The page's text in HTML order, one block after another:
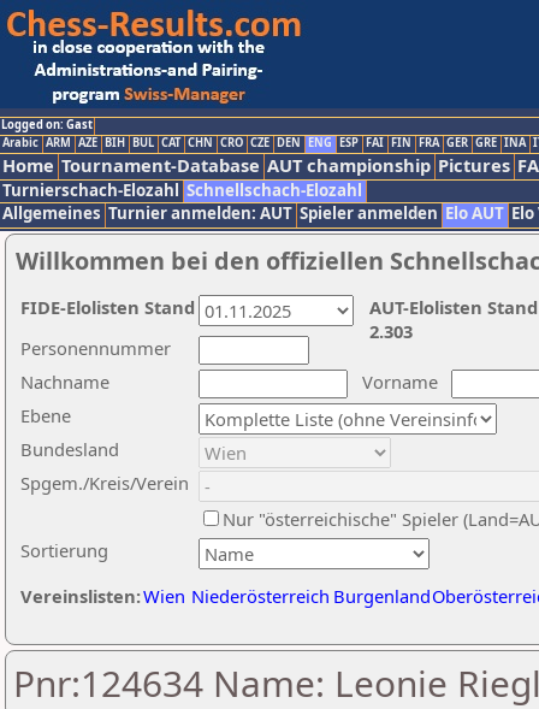
Logged on: Gast
Arabic ARM AZE BIH BUL CAT CHN CRO CZE DEN ENG ESP FAI FIN FRA GER GRE INA
Home Tournament-Database AUT championship Pictures
Turnierschach-Elozahl Schnellschach-Elozahl
Allgemeines Turnier anmelden: AUT Spieler anmelden Elo AUT
Willkommen bei den offiziellen
Nachname
Vorname
Ebene
Sortierung
Personennummer
Bundesland
Spgem./Kreis/Verein
Nur "österreichische" Spieler
Vereinslisten:Wien Niederösterreich Burgenland
AUT-Elolisten
2.303
FIDE-Elolisten Stand
Pnr:124634 Name: Leonie